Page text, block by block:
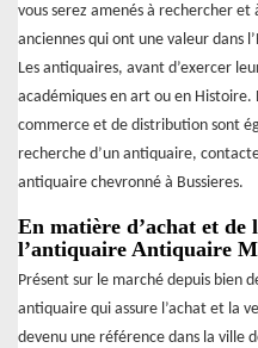
vous serez amenés à rechercher
anciennes qui ont une valeur dans
Les antiquaires, avant d’exercer
académiques en art ou en
commerce et de distribution sont
recherche d’un antiquaire,
antiquaire chevronné à Bussieres.
En matière d’achat et de
l’antiquaire Antiquaire
Présent sur le marché depuis bien
antiquaire qui assure l’achat et la
devenu une référence dans la ville